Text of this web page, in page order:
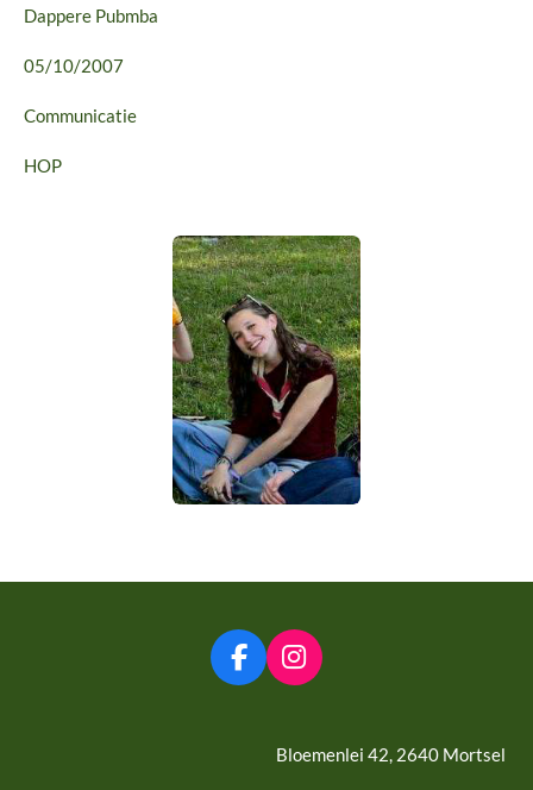
Dappere Pubmba
05/10/2007
Communicatie
HOP
F
a
I
n
t
Bloemenlei 42, 2640 Mortsel